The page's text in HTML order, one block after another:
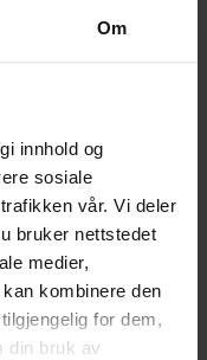
Om
innhold og
sosiale
vår. Vi deler
bruker nettstedet
medier,
kombinere den
for dem,
din bruk av